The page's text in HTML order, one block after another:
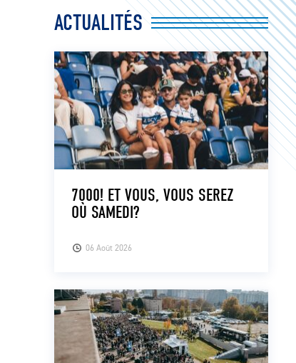
ACTUALITÉS
06 Août 2026
7000! ET VOUS, VOUS SEREZ
OÙ SAMEDI?